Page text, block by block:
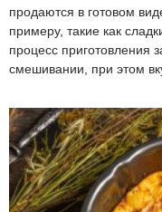
продаются в готовом
примеру, такие как
процесс приготовления
смешивании, при этом